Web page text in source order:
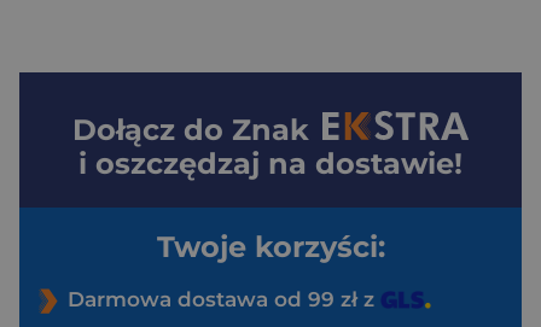
Dołącz do Znak
i oszczędzaj na dostawie!
Twoje korzyści:
Darmowa dostawa od 99 zł z